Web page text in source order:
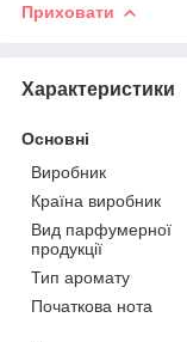
Приховати
Характеристики
Основні
Виробник
Країна виробник
Вид парфумерної
продукції
Тип аромату
Початкова нота